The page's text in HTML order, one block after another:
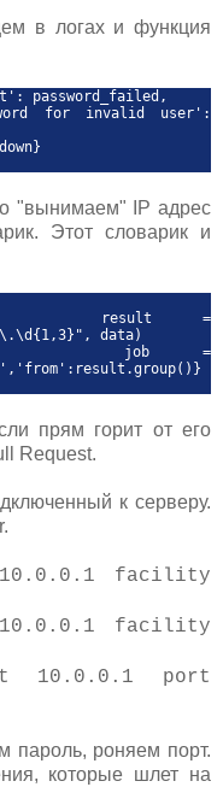
в логах и функция
password_failed,
for invalid user':
"вынимаем" IP адрес
Этот словарик и
=
data)
=
прям горит от его
Request.
к серверу.
10.0.0.1 facility
10.0.0.1 facility
10.0.0.1 port
пароль, роняем порт.
которые шлет на